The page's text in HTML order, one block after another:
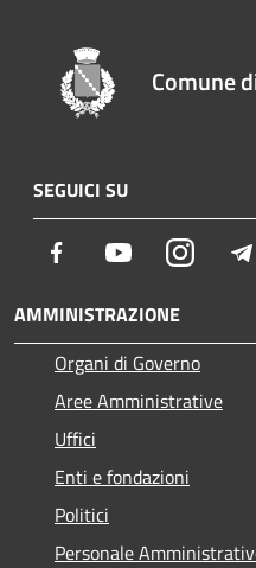
Comune
SEGUICI SU
Facebook Youtube
AMMINISTRAZIONE
Organi di Governo
Aree Amministrative
Uffici
Enti e fondazioni
Politici
Personale